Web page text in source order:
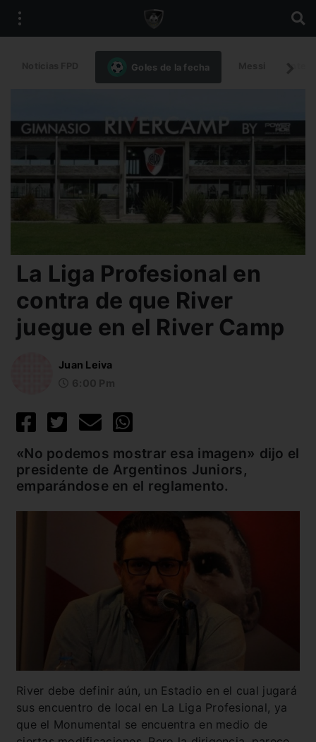
Goles de la fecha
La Liga Profesional en
contra de que River
juegue en el River Camp
Juan Leiva
«No podemos mostrar esa imagen» dijo el
presidente de Argentinos Juniors,
emparándose en el reglamento.
River debe definir aún, un Estadio en el cual jugará
sus encuentro de local en La Liga Profesional, ya
que el Monumental se encuentra en medio de